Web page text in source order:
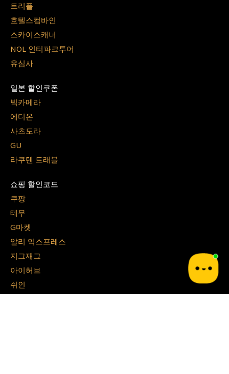
트리플
호텔스컴바인
스카이스캐너
NOL 인터파크투어
유심사
일본 할인쿠폰
빅카메라
에디온
사츠도라
GU
라쿠텐 트래블
쇼핑 할인코드
쿠팡
테무
G마켓
알리 익스프레스
지그재그
아이허브
쉬인